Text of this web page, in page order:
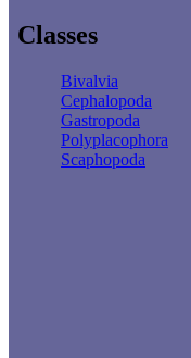
Classes
Bivalvia
Cephalopoda
Gastropoda
Polyplacophora
Scaphopoda